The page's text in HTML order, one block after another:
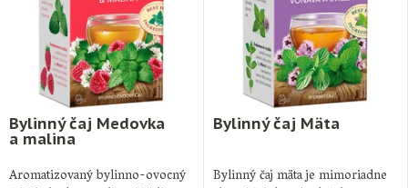
Bylinný čaj Medovka
a malina
Aromatizovaný bylinno-ovocný
Bylinný čaj Mäta
Bylinný čaj mäta je mimoriadne